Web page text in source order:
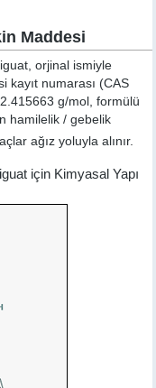
Maddesi
orjinal ismiyle
kayıt numarası (CAS
g/mol, formülü
hamilelik / gebelik
ağız yoluyla alınır.
için Kimyasal Yapı